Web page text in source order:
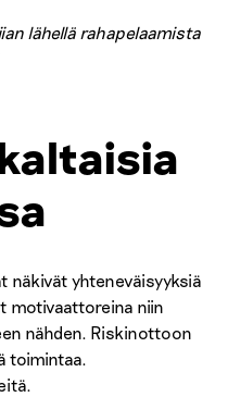
lähellä rahapelaamista
yhteneväisyyksiä
motivaattoreina niin
nähden. Riskinottoon
toimintaa.